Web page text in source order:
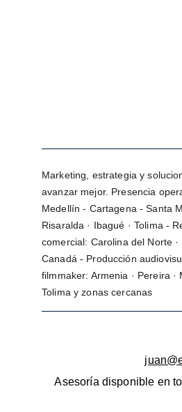
Marketing, estrategia y
avanzar mejor. Presencia
Medellín - Cartagena - Santa
Risaralda · Ibagué · Tolima -
comercial: Carolina del Norte ·
Canadá - Producción
filmmaker: Armenia · Pereira ·
Tolima y zonas cercanas
Asesoría disponible en